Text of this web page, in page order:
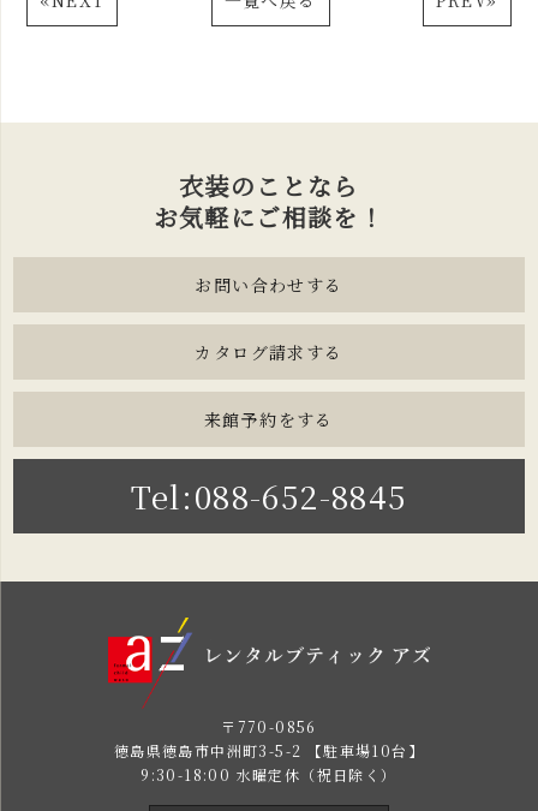
衣装のことなら
お気軽にご相談を！
お問い合わせする
カタログ請求する
来館予約をする
Tel:088-652-8845
〒770-0856
徳島県徳島市中洲町3-5-2 【駐車場10台】
9:30-18:00 水曜定休（祝日除く）